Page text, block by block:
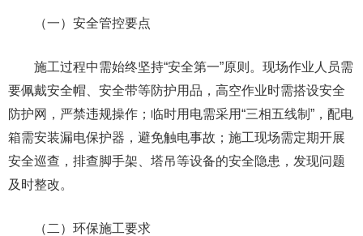
（一）安全管控要点
施工过程中需始终坚持“安全第一”原则。现场作业人员需
要佩戴安全帽、安全带等防护用品，高空作业时需搭设安全
防护网，严禁违规操作；临时用电需采用“三相五线制”，配电
箱需安装漏电保护器，避免触电事故；施工现场需定期开展
安全巡查，排查脚手架、塔吊等设备的安全隐患，发现问题
及时整改。
（二）环保施工要求